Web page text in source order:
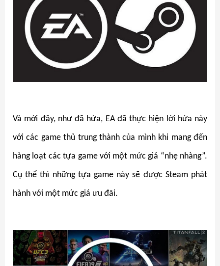
Và mới đây, như đã hứa, EA đã thực hiện lời hứa này
với các game thủ trung thành của mình khi mang đến
hàng loạt các tựa game với một mức giá “nhẹ nhàng”.
Cụ thể thì những tựa game này sẽ được Steam phát
hành với một mức giá ưu đãi.